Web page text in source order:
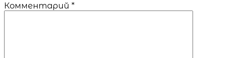
Комментарий *